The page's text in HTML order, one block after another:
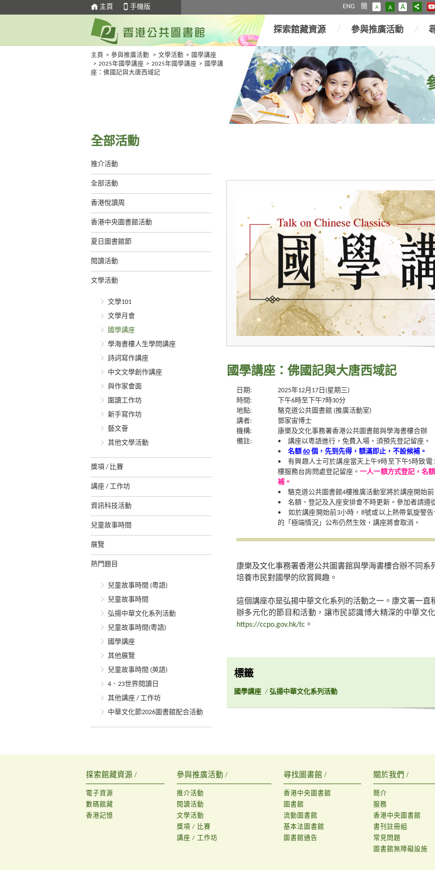
主頁 手機版 ENG 簡 A A A
探索館藏資源 參與推廣活動
主頁 > 參與推廣活動 > 文學活動 > 國學講座
> 2025年國學講座 > 2025年國學講座 > 國學講
座：佛國記與大唐西域記
全部活動
推介活動
全部活動
香港悅讀周
香港中央圖書館活動
夏日圖書館節
閱讀活動
文學活動
文學101
文學月會
國學講座
學海書樓人生學問講座
詩詞寫作講座
中文文學創作講座
與作家會面
圍讀工作坊
新手寫作坊
藝文薈
其他文學活動
獎項 / 比賽
講座 / 工作坊
資訊科技活動
兒童故事時間
展覽
熱門題目
兒童故事時間 (粵語)
兒童故事時間
弘揚中華文化系列活動
兒童故事時間(粵語)
國學講座
其他展覽
兒童故事時間 (英語)
4．23世界閱讀日
其他講座 / 工作坊
中華文化節2026圖書館配合活動
國學講座：佛國記與大唐西域記
日期:
2025年12月17日(星期三)
時間:
下午6時至下午7時30分
地點:
駱克道公共圖書館 (推廣活動室)
講者:
鄧家宙博士
機構:
康樂及文化事務署香港公共圖書館與學海書樓合辦
備註:
• 講座以粵語進行，免費入場，須預先登記留座。
• 名額 60 個，先到先得，額滿即止，不設候補。
• 有興趣人士可於講座當天上午9時至下午5時致電
樓服務台詢問處登記留座。一人一額方式登記，名
補。
• 駱克道公共圖書館4樓推廣活動室將於講座開始
• 名額、登記及入座安排會不時更新。參加者請遵
• 如於講座開始前3小時，8號或以上熱帶氣旋警
的「極端情況」公布仍然生效，講座將會取消。
康樂及文化事務署香港公共圖書館與學海書樓合辦不同系
培養市民對國學的欣賞興趣。
這個講座亦是弘揚中華文化系列的活動之一。康文署一直
辦多元化的節目和活動，讓市民認識博大精深的中華文
https://ccpo.gov.hk/tc 。
標籤
國學講座 / 弘揚中華文化系列活動
探索館藏資源 /
電子資源
數碼館藏
香港記憶
參與推廣活動 /
推介活動
閱讀活動
文學活動
獎項 / 比賽
講座 / 工作坊
尋找圖書館 /
香港中央圖書館
圖書館
流動圖書館
基本法圖書館
圖書館通告
關於我們 /
簡介
服務
香港中央圖書館
書刊註冊組
常見問題
圖書館無障礙設施